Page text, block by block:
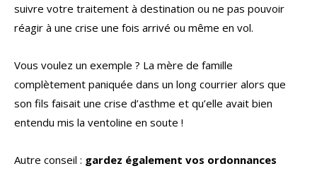
suivre votre traitement à destination ou ne pas pouvoir
réagir à une crise une fois arrivé ou même en vol.
Vous voulez un exemple ? La mère de famille
complètement paniquée dans un long courrier alors que
son fils faisait une crise d’asthme et qu’elle avait bien
entendu mis la ventoline en soute !
Autre conseil : gardez également vos ordonnances